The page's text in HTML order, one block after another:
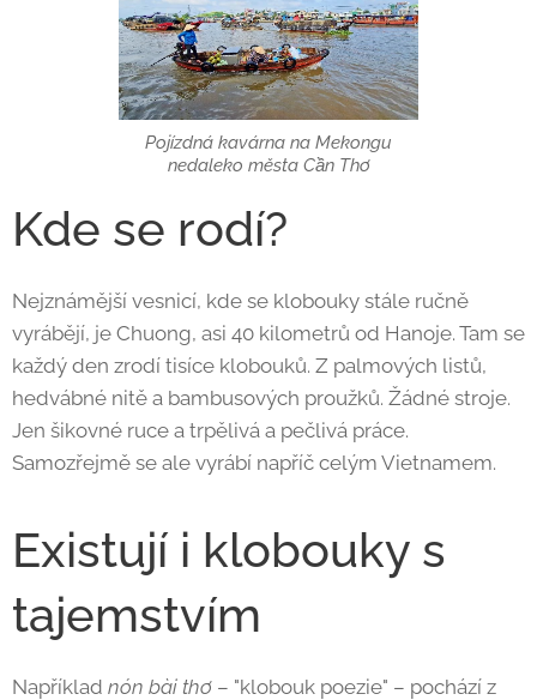
Pojízdná kavárna na Mekongu
nedaleko města Cần Thơ
Kde se rodí?
Nejznámější vesnicí, kde se klobouky stále ručně
vyrábějí, je Chuong, asi 40 kilometrů od Hanoje. Tam se
každý den zrodí tisíce klobouků. Z palmových listů,
hedvábné nitě a bambusových proužků. Žádné stroje.
Jen šikovné ruce a trpělivá a pečlivá práce.
Samozřejmě se ale vyrábí napříč celým Vietnamem.
Existují i klobouky s
tajemstvím
Například nón bài thơ – "klobouk poezie" – pochází z